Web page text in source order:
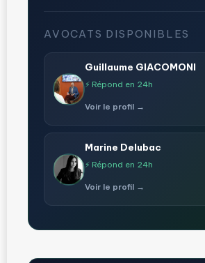
AVOCATS DISPONIBLES
Guillaume GIACOMONI
⚡ Répond en 24h
Voir le profil →
Marine Delubac
⚡ Répond en 24h
Voir le profil →